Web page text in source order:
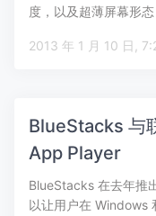
度，以及超薄屏幕形
2013
BlueStacks 与
App Player
BlueStacks 在去年推
以让用户在 Windows